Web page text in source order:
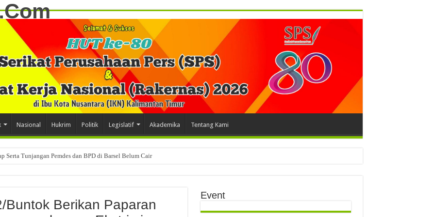
Nasional Hukrim Politik Legislatif Akademika Tentang Kami
Serta Tunjangan Pemdes dan BPD di Barsel Belum Cair
Penyerangan yang Tewaskan Tiga Personel Polri Saat Operasi Narkotika di Katingan
Buntok Berikan Paparan
Event